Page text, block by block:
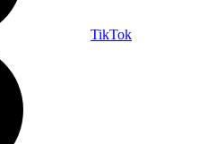
TikTok